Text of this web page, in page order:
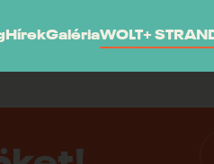
HírekGalériaWOLT+